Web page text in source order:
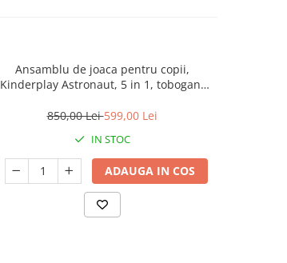
Ansamblu de joaca pentru copii,
Kinderplay Astronaut, 5 in 1, tobogan,
incluse, albastru
850,00 Lei599,00 Lei
IN STOC
ADAUGA IN COS